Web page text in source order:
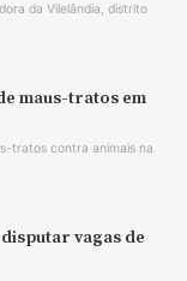
da Vilelândia, distrito
maus-tratos em
tratos contra animais na
vagas de